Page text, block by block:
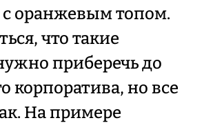
с оранжевым топом.
что такие
приберечь до
корпоратива, но все
На примере